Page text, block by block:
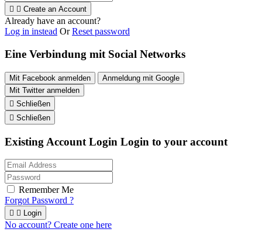
  Create an Account
Already have an account?
Log in instead OrReset password
Eine Verbindung mit Social Networks
Mit Facebook anmelden
Anmeldung mit Google
Mit Twitter anmelden
 Schließen
 Schließen
Existing Account Login Login to your account
Remember Me
Forgot Password ?
  Login
No account? Create one here